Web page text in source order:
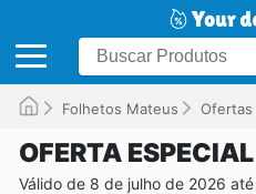
Folhetos Mateus Ofertas
OFERTA
Válido de 8 de julho de 2026